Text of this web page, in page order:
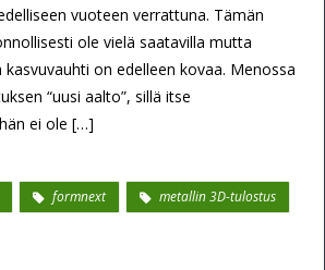
vuoteen verrattuna. Tämän
ole vielä saatavilla mutta
on edelleen kovaa. Menossa
“uusi aalto”, sillä itse
ei ole […]
formnext metallin 3D-tulostus